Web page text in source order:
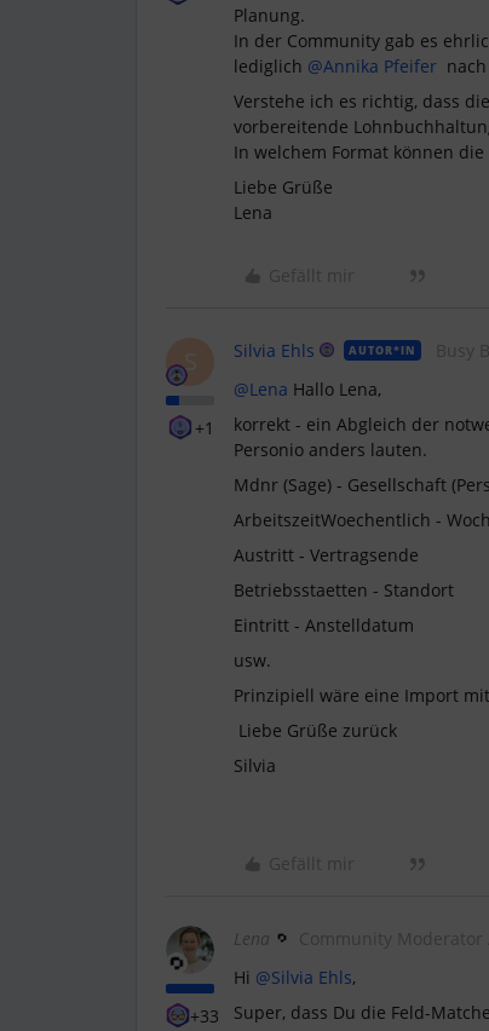
Planung.
In der Community gab es
lediglich @Annika Pfeifer
Verstehe ich es richtig, dass
vorbereitende
In welchem Format können
Liebe Grüße
Lena
Gefällt mir
S
+1
Silvia Ehls AUTOR*IN Busy
@Lena Hallo Lena,
korrekt - ein Abgleich der
Personio anders lauten.
Mdnr (Sage) - Gesellschaft
ArbeitszeitWoechentlich -
Austritt - Vertragsende
Betriebsstaetten - Standort
Eintritt - Anstelldatum
usw.
Prinzipiell wäre eine Import
Liebe Grüße zurück
Silvia
Gefällt mir
+33
Lena Community Moderator
Hi @Silvia Ehls,
Super, dass Du die Feld-